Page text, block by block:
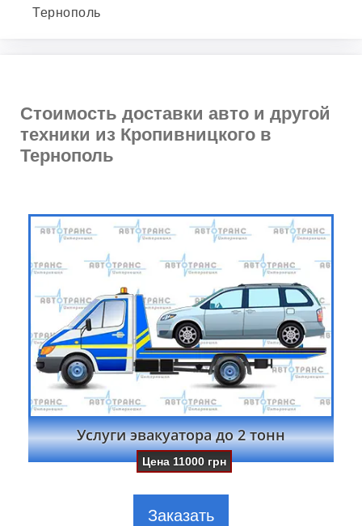
Тернополь
Стоимость доставки авто и другой
техники из Кропивницкого в
Тернополь
Услуги эвакуатора до 2 тонн
Цена11000 грн
Заказать